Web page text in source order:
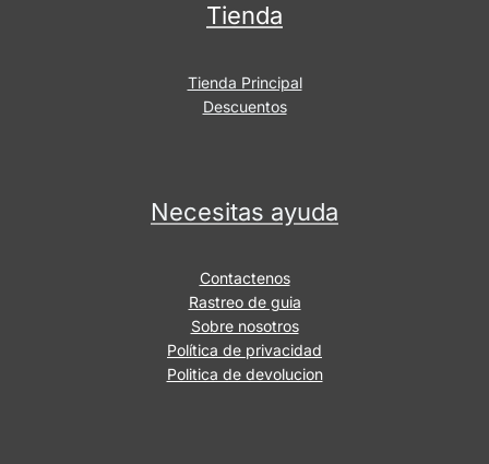
Tienda
Tienda Principal
Descuentos
Necesitas ayuda
Contactenos
Rastreo de guia
Sobre nosotros
Política de privacidad
Politica de devolucion